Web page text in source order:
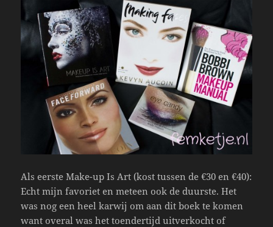
Als eerste Make-up Is Art (kost tussen de €30 en €40):
Echt mijn favoriet en meteen ook de duurste. Het
was nog een heel karwij om aan dit boek te komen
want overal was het toendertijd uitverkocht of